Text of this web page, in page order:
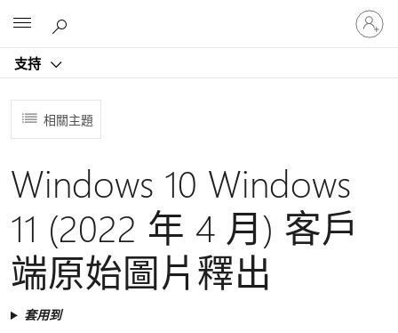
支持
登
入
您
相關主題
Windows 10 Windows
11 (2022 年 4 月) 客戶
端原始圖片釋出
套用到